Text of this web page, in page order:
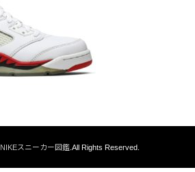
NIKEスニーカー図鑑.All Rights Reserved.